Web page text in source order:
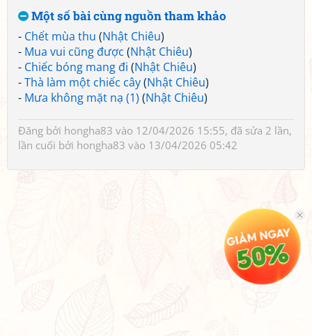
Một số bài cùng nguồn tham khảo
- Chết mùa thu (Nhật Chiêu)
- Mua vui cũng được (Nhật Chiêu)
- Chiếc bóng mang đi (Nhật Chiêu)
-Thà làm một chiếc cây(Nhật Chiêu)
- Mưa không mặt nạ (1) (Nhật Chiêu)
Đăng bởi hongha83 vào 12/04/2026 15:55, đã sửa 2 lần,
lần cuối bởi hongha83 vào 13/04/2026 05:42